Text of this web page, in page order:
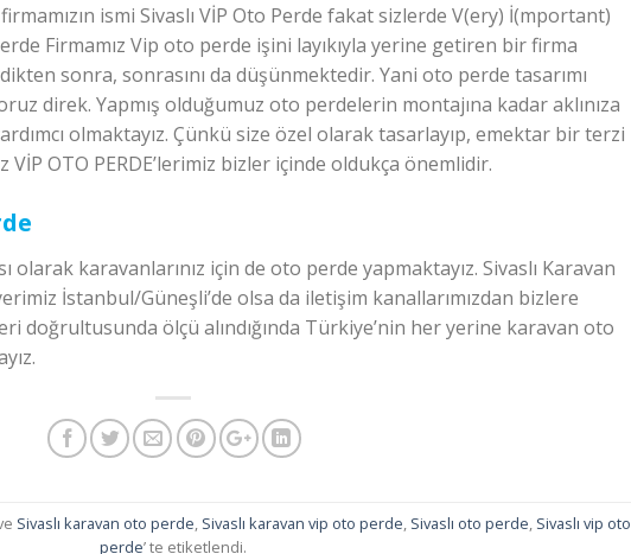
ismi Sivaslı VİP Oto Perde fakat sizlerde V(ery) İ(mportant)
Firmamız Vip oto perde işini layıkıyla yerine getiren bir firma
sonra, sonrasını da düşünmektedir. Yani oto perde tasarımı
direk. Yapmış olduğumuz oto perdelerin montajına kadar aklınıza
olmaktayız. Çünkü size özel olarak tasarlayıp, emektar bir terzi
VİP OTO PERDE’lerimiz bizler içinde oldukça önemlidir.
olarak karavanlarınız için de oto perde yapmaktayız. Sivaslı Karavan
İstanbul/Güneşli’de olsa da iletişim kanallarımızdan bizlere
doğrultusunda ölçü alındığında Türkiye’nin her yerine karavan oto
Sivaslı karavan oto perde, Sivaslı karavan vip oto perde, Sivaslı oto perde, Sivaslı vip oto
perde’ te etiketlendi.